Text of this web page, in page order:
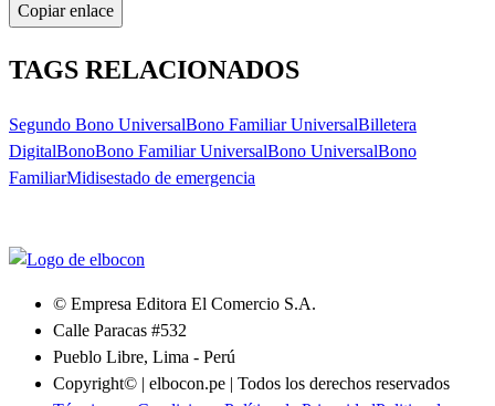
Copiar enlace
TAGS RELACIONADOS
Segundo Bono UniversalBono Familiar UniversalBilletera
DigitalBonoBono Familiar UniversalBono UniversalBono
FamiliarMidisestado de emergencia
© Empresa Editora El Comercio S.A.
Calle Paracas #532
Pueblo Libre, Lima - Perú
Copyright© | elbocon.pe | Todos los derechos reservados